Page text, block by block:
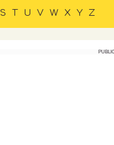
S T U V W X Y Z